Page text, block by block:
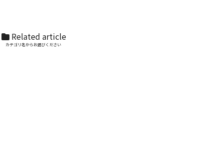
Related article
カテゴリ名からお選びください